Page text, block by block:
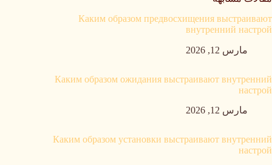
Каким образом предвосхищения выстраивают
внутренний настрой
مارس 12, 2026
Каким образом ожидания выстраивают внутренний
настрой
مارس 12, 2026
Каким образом установки выстраивают внутренний
настрой